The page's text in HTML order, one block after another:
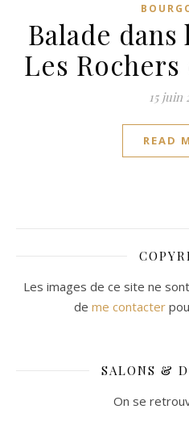
Balade
Les
15 juin
READ
Les images de ce site ne
de me contacter
SALONS &
On se